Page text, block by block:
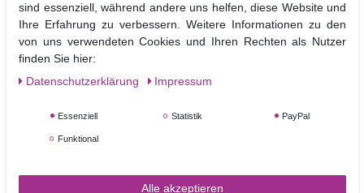
Inhalt : 7 ml
Zutaten: Farbstoffe: E171, E155,E102
E102 kann die Aktivität und Aufmerksamkeit von Kindern
beeinträchtigen.
Fettfrei, Nussfrei, Glutenfrei,
davon
Kohlenhydrate
sind essenziell, während andere uns helfen, diese Website und
Ihre Erfahrung zu verbessern. Weitere Informationen zu den
von uns verwendeten Cookies und Ihren Rechten als Nutzer
finden Sie hier:
Daten­schutz­erklärung
Impressum
Essenziell Statistik PayPal
Funktional
Alle akzeptieren